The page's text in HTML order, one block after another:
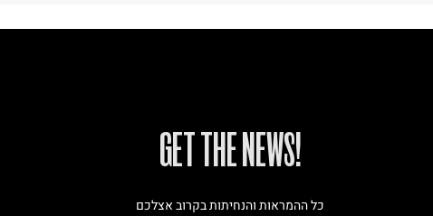
!GET THE NEWS
כל ההמראות והנחיתות בקרוב אצלכם